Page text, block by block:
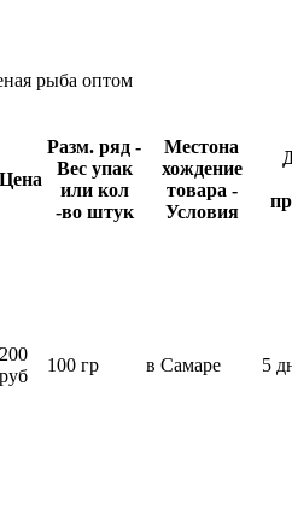
рыба оптом
Цена
Разм. ряд -
Вес упак
или кол
-во штук
Местона
хождение
товара -
Условия
200
руб
100 гр в Самаре 5